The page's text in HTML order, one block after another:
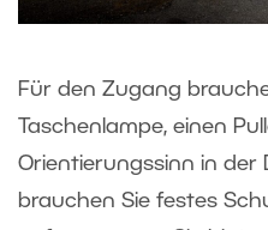
Für den Zugang
Taschenlampe, einen
Orientierungssinn in der
brauchen Sie festes